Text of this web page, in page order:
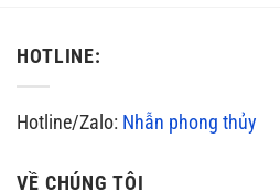
HOTLINE:
Hotline/Zalo: Nhẫn phong thủy
VỀ CHÚNG TÔI